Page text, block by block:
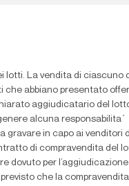
lotti. La vendita di ciascuno
che abbiano presentato
aggiudicatario del
alcuna
in capo ai venditori
di compravendita del
dovuto per
che la